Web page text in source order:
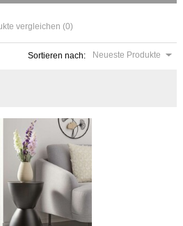
vergleichen (0)
Sortieren nach: Neueste Produkte